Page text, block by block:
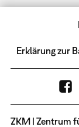
Erklärung zur
ZKM | Zentrum